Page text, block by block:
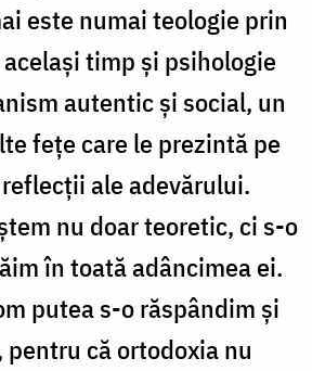
este numai teologie prin
timp și psihologie
autentic și social, un
fețe care le prezintă pe
ale adevărului.
nu doar teoretic, ci s-o
în toată adâncimea ei.
putea s-o răspândim și
că ortodoxia nu